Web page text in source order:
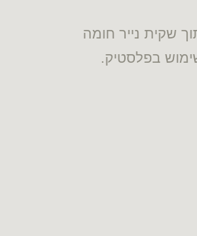
שקית נייר חומה
בפלסטיק.